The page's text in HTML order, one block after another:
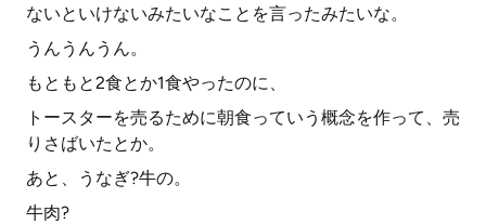
ないといけないみたいなことを言ったみたいな。
うんうんうん。
もともと2食とか1食やったのに、
トースターを売るために朝食っていう概念を作って、売
りさばいたとか。
あと、うなぎ?牛の。
牛肉?